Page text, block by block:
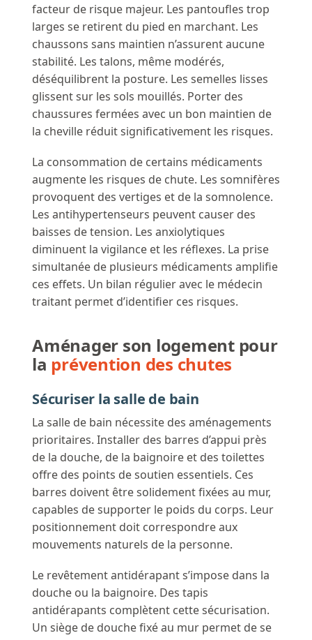
facteur de risque majeur. Les pantoufles trop
larges se retirent du pied en marchant. Les
chaussons sans maintien n’assurent aucune
stabilité. Les talons, même modérés,
déséquilibrent la posture. Les semelles lisses
glissent sur les sols mouillés. Porter des
chaussures fermées avec un bon maintien de
la cheville réduit significativement les risques.
La consommation de certains médicaments
augmente les risques de chute. Les somnifères
provoquent des vertiges et de la somnolence.
Les antihypertenseurs peuvent causer des
baisses de tension. Les anxiolytiques
diminuent la vigilance et les réflexes. La prise
simultanée de plusieurs médicaments amplifie
ces effets. Un bilan régulier avec le médecin
traitant permet d’identifier ces risques.
Aménager son logement pour
la prévention des chutes
Sécuriser la salle de bain
La salle de bain nécessite des aménagements
prioritaires. Installer des barres d’appui près
de la douche, de la baignoire et des toilettes
offre des points de soutien essentiels. Ces
barres doivent être solidement fixées au mur,
capables de supporter le poids du corps. Leur
positionnement doit correspondre aux
mouvements naturels de la personne.
Le revêtement antidérapant s’impose dans la
douche ou la baignoire. Des tapis
antidérapants complètent cette sécurisation.
Un siège de douche fixé au mur permet de se